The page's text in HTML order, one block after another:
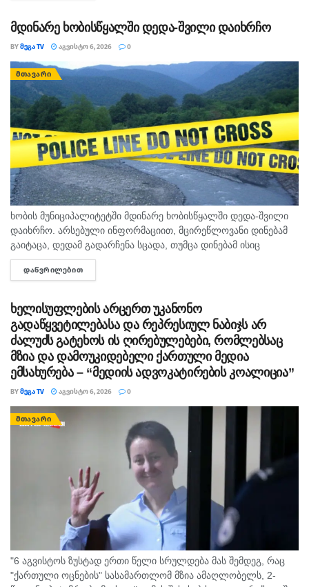
მდინარე ხობისწყალში დედა-შვილი დაიხრჩო
BYᲛᲔᲒᲐ TV ᲐᲒᲕᲘᲡᲢᲝ 6, 2026 0
ᲛᲗᲐᲕᲐᲠᲘ
ხობის მუნიციპალიტეტში მდინარე ხობისწყალში დედა-შვილი
დაიხრჩო. არსებული ინფორმაციით, მცირეწლოვანი დინებამ
გაიტაცა, დედამ გადარჩენა სცადა, თუმცა დინებამ ისიც
გაიტაცა. ბავშვის ცხედარი ადგილობრივმა იპოვა და
მდინარიდან ამოასვენა. დედის სამძებრო-სამაშველო
ᲓᲐᲬᲕᲠᲘᲚᲔᲑᲘᲗ
ხელისუფლების არცერთ უკანონო
გადაწყვეტილებასა და რეპრესიულ ნაბიჯს არ
ძალუძს გატეხოს ის ღირებულებები, რომლებსაც
მზია და დამოუკიდებელი ქართული მედია
ემსახურება – “მედიის ადვოკატირების კოალიცია”
BYᲛᲔᲒᲐ TV ᲐᲒᲕᲘᲡᲢᲝ 6, 2026 0
ᲛᲗᲐᲕᲐᲠᲘ
"6 აგვისტოს ზუსტად ერთი წელი სრულდება მას შემდეგ, რაც
"ქართული ოცნების" სასამართლომ მზია ამაღლობელს, 2-